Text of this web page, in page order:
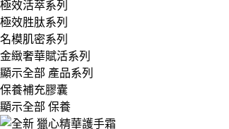
極效活萃系列
極效胜肽系列
名模肌密系列
金緻奢華賦活系列
顯示全部 產品系列
保養補充膠囊
顯示全部 保養